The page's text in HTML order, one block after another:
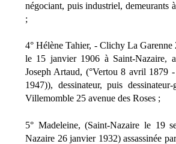
négociant, puis industriel, demeurants
;
4° Hélène Tahier, - Clichy La
le 15 janvier 1906 à Saint-Nazaire,
Joseph Artaud, (°Vertou 8 avril 1879
1947)), dessinateur, puis
Villemomble 25 avenue des Roses ;
5° Madeleine, (Saint-Nazaire le 19
Nazaire 26 janvier 1932) assassinée